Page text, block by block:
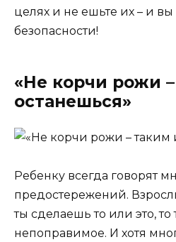
целях и не ешьте их – и
безопасности!
«Не корчи рожи
останешься»
Ребенку всегда говорят
предостережений.
ты сделаешь то или это, то
непоправимое. И хотя